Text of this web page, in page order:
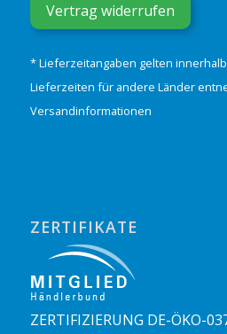
Vertrag widerrufen
* Lieferzeitangaben gelten
Lieferzeiten für andere Länder
Versandinformationen
ZERTIFIKATE
ZERTIFIZIERUNG DE-ÖKO-